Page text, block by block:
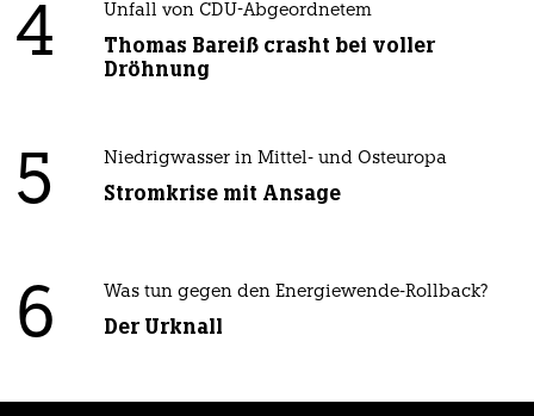
4 Unfall von CDU-Abgeordnetem
Thomas Bareiß crasht bei voller
Dröhnung
5 Niedrigwasser in Mittel- und Osteuropa
Stromkrise mit Ansage
6 Was tun gegen den Energiewende-Rollback?
Der Urknall